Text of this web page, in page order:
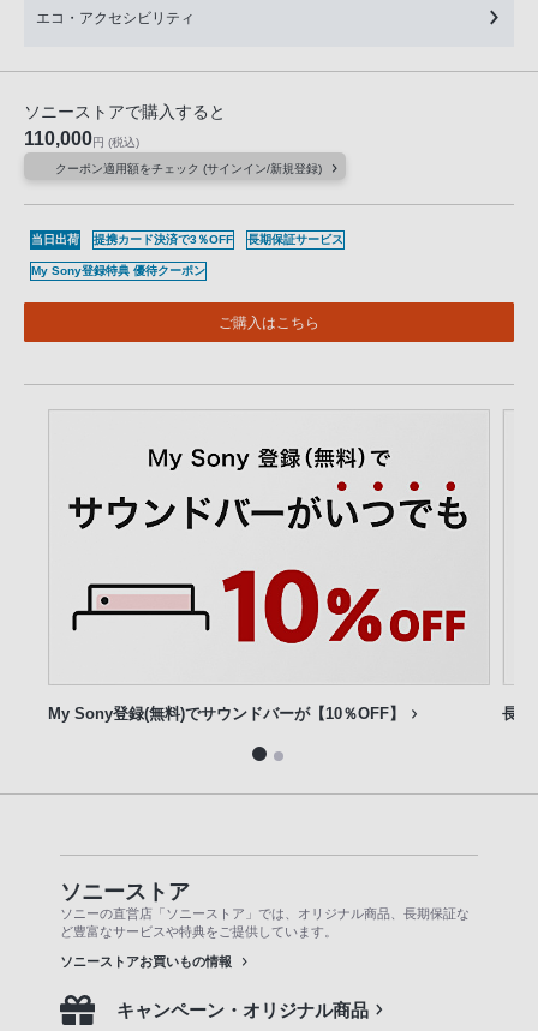
エコ・アクセシビリティ
ソニーストアで購入すると
110,000円 (税込)
クーポン適用額をチェック (サインイン/新規登録)
当日出荷 提携カード決済で3％OFF 長期保証サービス
My Sony登録特典 優待クーポン
ご購入はこちら
My Sony登録(無料)でサウンドバーが【10％OFF】 長期
ソニーストア
ソニーの直営店「ソニーストア」では、オリジナル商品、長期保証な
ど豊富なサービスや特典をご提供しています。
ソニーストアお買いもの情報
キャンペーン・オリジナル商品